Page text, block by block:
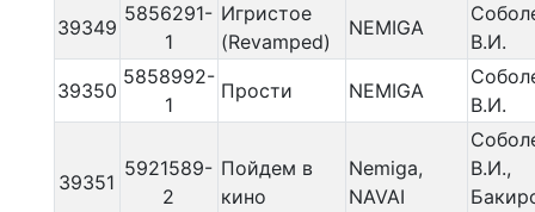
39349
5856291-
1
Игристое
(Revamped)
NEMIGA
В.И.
39350
5858992-
1
Прости NEMIGA
В.И.
39351
5921589-
2
Пойдем в
кино
Nemiga,
NAVAI
В.И.,